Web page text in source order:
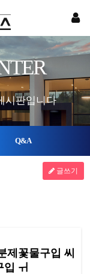
시판입니다
Q&A
글쓰기
제꽃물구입 씨
ㅟ